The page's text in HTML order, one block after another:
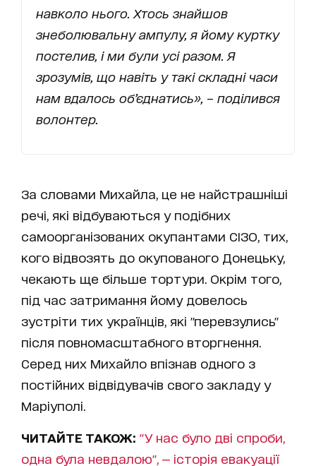
навколо нього. Хтось знайшов
знеболювальну ампулу, я йому куртку
постелив, і ми були усі разом. Я
зрозумів, що навіть у такі складні часи
нам вдалось об’єднатись», – поділився
волонтер.
За словами Михайла, це не найстрашніші
речі, які відбуваються у подібних
самоорганізованих окупантами СІЗО, тих,
кого відвозять до окупованого Донецьку,
чекають ще більше тортури. Окрім того,
під час затримання йому довелось
зустріти тих українців, які "перевзулись"
після повномасштабного вторгнення.
Серед них Михайло впізнав одного з
постійних відвідувачів свого закладу у
Маріуполі.
ЧИТАЙТЕ ТАКОЖ: "У нас було дві спроби,
одна була невдалою", — історія евакуації